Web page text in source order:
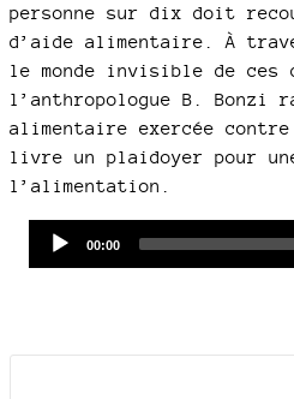
personne sur dix doit
d’aide alimentaire. À
le monde invisible de ces
l’anthropologue B. Bonzi
alimentaire exercée
livre un plaidoyer pour
l’alimentation.
Current
00:00